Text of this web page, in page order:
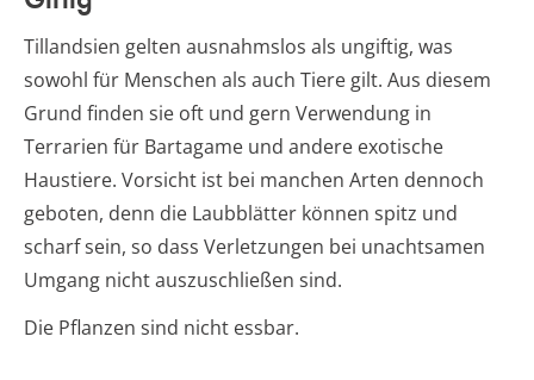
Tillandsien gelten ausnahmslos als ungiftig, was
sowohl für Menschen als auch Tiere gilt. Aus diesem
Grund finden sie oft und gern Verwendung in
Terrarien für Bartagame und andere exotische
Haustiere. Vorsicht ist bei manchen Arten dennoch
geboten, denn die Laubblätter können spitz und
scharf sein, so dass Verletzungen bei unachtsamen
Umgang nicht auszuschließen sind.
Die Pflanzen sind nicht essbar.